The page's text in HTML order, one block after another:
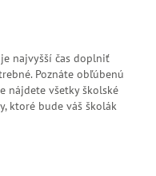
najvyšší čas doplniť
Poznáte obľúbenú
nájdete všetky školské
ktoré bude váš školák